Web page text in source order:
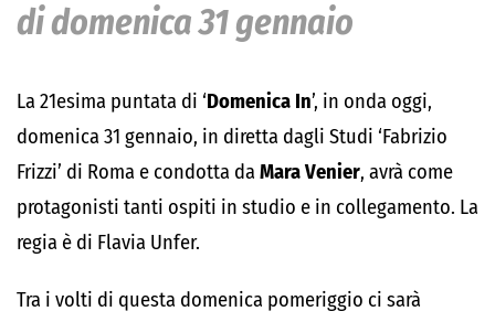
di domenica 31 gennaio
La 21esima puntata di ‘Domenica In’, in onda oggi,
domenica 31 gennaio, in diretta dagli Studi ‘Fabrizio
Frizzi’ di Roma e condotta da Mara Venier, avrà come
protagonisti tanti ospiti in studio e in collegamento. La
regia è di Flavia Unfer.
Tra i volti di questa domenica pomeriggio ci sarà